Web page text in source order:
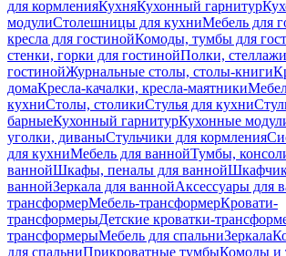
для кормленияКухняКухонный гарнитур
модулиСтолешницы для кухниМебель для
кресла для гостинойКомоды, тумбы для
стенки, горки для гостинойПолки,
гостинойЖурнальные столы, столы-книги
домаКресла-качалки, кресла-маятники
кухниСтолы, столикиСтулья для кухни
барныеКухонный гарнитурКухонные
уголки, диваныСтульчики для кормления
для кухниМебель для ваннойТумбы,
ваннойШкафы, пеналы для ванной
ваннойЗеркала для ваннойАксессуары для
трансформерМебель-трансформерКровати-
трансформерыДетские кроватки-
трансформерыМебель для спальниЗеркала
для спальниПрикроватные тумбыКомоды и